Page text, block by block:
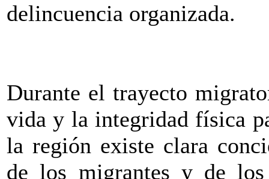
delincuencia organizada.
Durante el trayecto
vida y la integridad física
la región existe clara
de los migrantes y de los